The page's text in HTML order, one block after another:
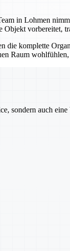
in Lohmen
vorbereitet,
die komplette
Raum
sondern auch